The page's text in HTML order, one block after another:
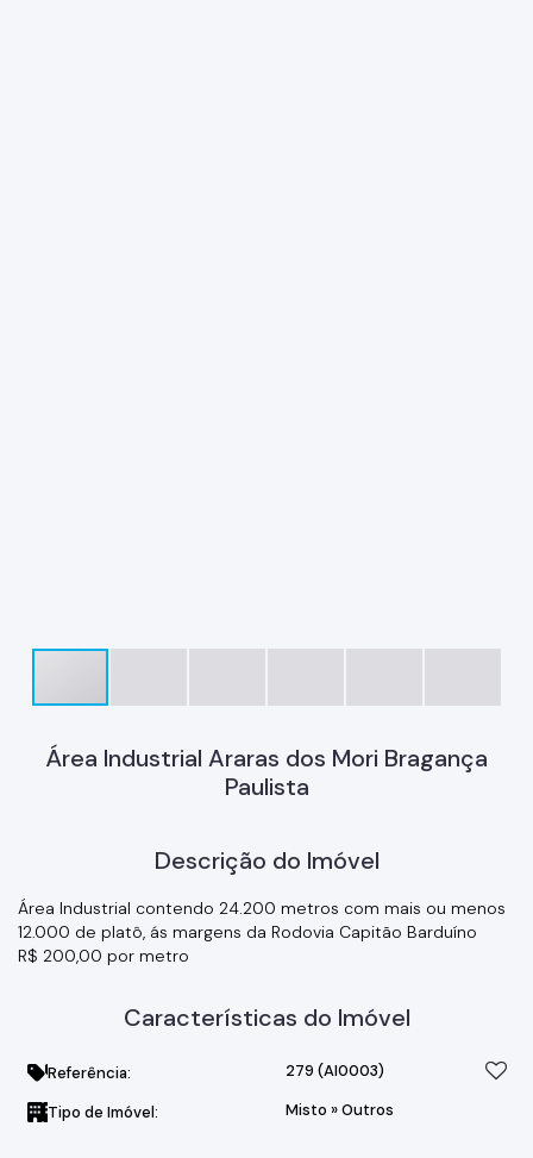
Área Industrial Araras dos Mori Bragança
Paulista
Descrição do Imóvel
Área Industrial contendo 24.200 metros com mais ou menos
12.000 de platô, ás margens da Rodovia Capitão Barduíno
R$ 200,00 por metro
Características do Imóvel
Referência: 279 (AI0003)
Tipo de Imóvel: Misto »Outros